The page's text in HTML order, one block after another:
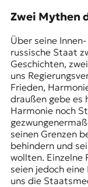
Zwei Mythen
Über seine
russische Staat
Geschichten,
uns
Frieden,
draußen gebe es
Harmonie noch
seinen Grenzen
behindern und
wollten. Einzelne
seien jedoch
uns die